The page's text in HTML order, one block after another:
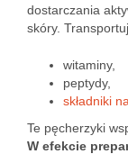
dostarczania
skóry.
witaminy,
peptydy,
składniki
Te pęcherzyki
W efekcie